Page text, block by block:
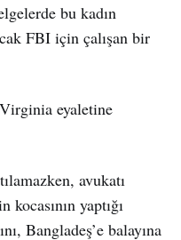
bu kadın
FBI için çalışan bir
eyaletine
avukatı
yaptığı
Bangladeş’e balayına